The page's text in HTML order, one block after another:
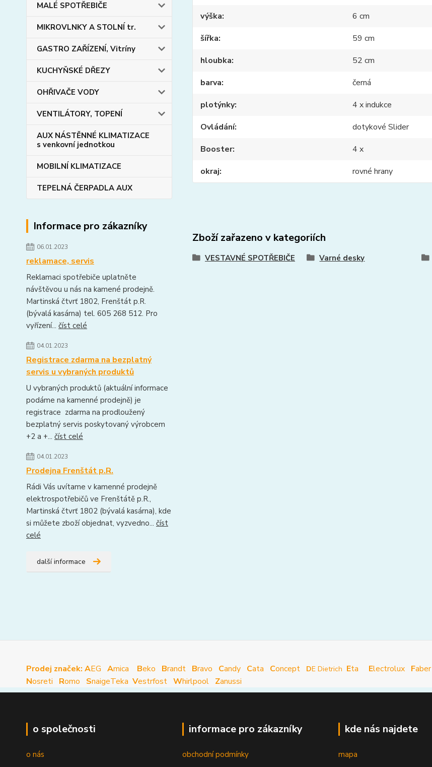
MALÉ SPOTŘEBIČE
MIKROVLNKY A STOLNÍ tr.
GASTRO ZAŘÍZENÍ, Vitríny
KUCHYŇSKÉ DŘEZY
OHŘIVAČE VODY
VENTILÁTORY, TOPENÍ
AUX NÁSTĚNNÉ KLIMATIZACE
s venkovní jednotkou
MOBILNÍ KLIMATIZACE
TEPELNÁ ČERPADLA AUX
Informace pro zákazníky
06.01.2023
reklamace, servis
Reklamaci spotřebiče uplatněte
návštěvou u nás na kamené prodejně.
Martinská čtvrť 1802, Frenštát p.R.
(bývalá kasárna) tel. 605 268 512. Pro
vyřízení... číst celé
04.01.2023
Registrace zdarma na bezplatný
servis u vybraných produktů
U vybraných produktů (aktuální informace
podáme na kamenné prodejně) je
registrace zdarma na prodloužený
bezplatný servis poskytovaný výrobcem
+2 a +... číst celé
04.01.2023
Prodejna Frenštát p.R.
Rádi Vás uvítame v kamenné prodejně
elektrospotřebičů ve Frenštátě p.R.,
Martinská čtvrť 1802 (bývalá kasárna), kde
si můžete zboží objednat, vyzvedno... číst
celé
další informace
výška
6 cm
šířka
59 cm
hloubka
52 cm
barva
černá
plotýnky
4 x indukce
Ovládání
dotykové Slider
Booster
4 x
okraj
rovné hrany
Zboží zařazeno v kategoriích
VESTAVNÉ SPOTŘEBIČE Varné desky
Prodej značek: AEG Amica Beko Brandt Bravo Candy Cata Concept DE Dietrich Eta Electrolux Faber
Nosreti Romo SnaigeTeka Vestrfost Whirlpool Zanussi
o společnosti
o nás
informace pro zákazníky
obchodní podmínky
kde nás najdete
mapa